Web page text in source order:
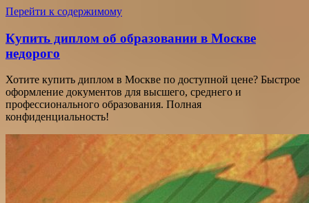
Перейти к содержимому
Купить диплом об образовании в Москве
недорого
Хотите купить диплом в Москве по доступной цене? Быстрое
оформление документов для высшего, среднего и
профессионального образования. Полная
конфиденциальность!